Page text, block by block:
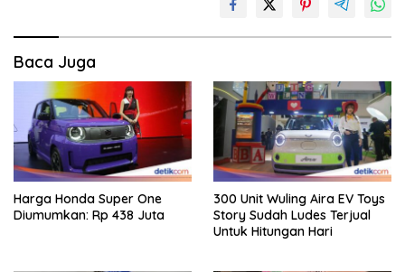
Baca Juga
Harga Honda Super One
Diumumkan: Rp 438 Juta
300 Unit Wuling Aira EV Toys
Story Sudah Ludes Terjual
Untuk Hitungan Hari